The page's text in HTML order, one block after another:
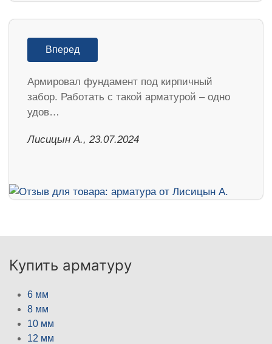
Вперед
Армировал фундамент под кирпичный
забор. Работать с такой арматурой – одно
удов…
Лисицын А., 23.07.2024
Купить арматуру
6 мм
8 мм
10 мм
12 мм